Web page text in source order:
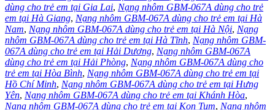
dùng cho trẻ em tại Gia Lai, Nạng nhôm GBM-067A dùng cho trẻ
em tại Hà Giang, Nạng nhôm GBM-067A dùng cho trẻ em tại Hà
Nam, Nạng nhôm GBM-067A dùng cho trẻ em tại Hà Nội, Nạng
nhôm GBM-067A dùng cho trẻ em tại Hà Tĩnh, Nạng nhôm GBM-
067A dùng cho trẻ em tại Hải Dương, Nạng nhôm GBM-067A
dùng cho trẻ em tại Hải Phòng, Nạng nhôm GBM-067A dùng cho
trẻ em tại Hòa Bình, Nạng nhôm GBM-067A dùng cho trẻ em tại
Hồ Chí Minh, Nạng nhôm GBM-067A dùng cho trẻ em tại Hưng
Yên, Nạng nhôm GBM-067A dùng cho trẻ em tại Khánh Hòa,
Nạng nhôm GBM-067A dùng cho trẻ em tại Kon Tum, Nạng nhôm